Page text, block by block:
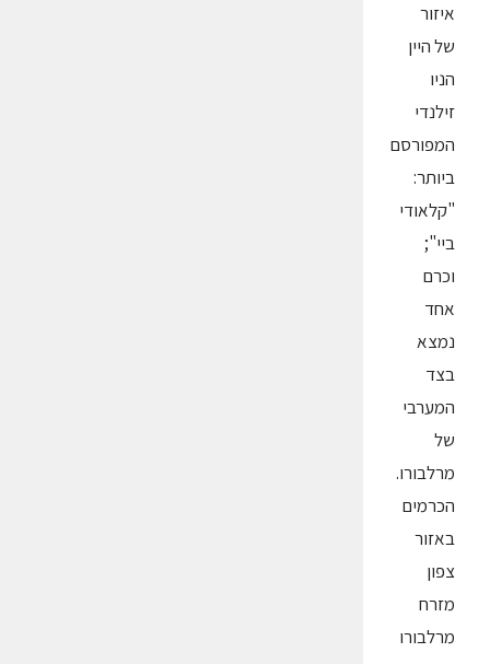
איזור
של היין
הניו
זילנדי
המפורסם
ביותר:
"קלאודי
ביי";
וכרם
אחד
נמצא
בצד
המערבי
של
מרלבורו.
הכרמים
באזור
צפון
מזרח
מרלבורו